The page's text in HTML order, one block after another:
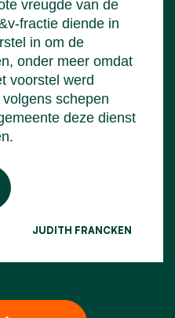
vreugde van de
fractie diende in
in om de
onder meer omdat
voorstel werd
schepen
deze dienst
JUDITH FRANCKEN